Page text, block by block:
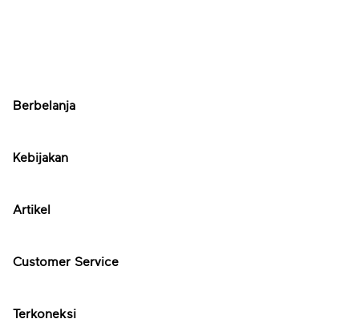
Berbelanja
Kebijakan
Artikel
Customer Service
Terkoneksi